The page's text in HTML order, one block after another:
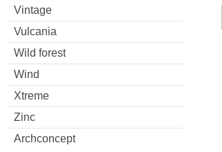
Vintage
Vulcania
Wild forest
Wind
Xtreme
Zinc
Archconcept